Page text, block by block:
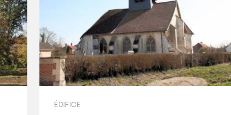
ÉDIFICE